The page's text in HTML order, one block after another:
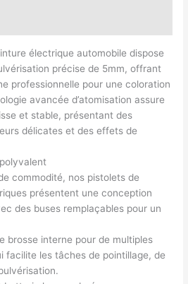
électrique automobile dispose
précise de 5mm, offrant
professionnelle pour une coloration
avancée d’atomisation assure
et stable, présentant des
délicates et des effets de
commodité, nos pistolets de
présentent une conception
des buses remplaçables pour un
brosse interne pour de multiples
facilite les tâches de pointillage, de